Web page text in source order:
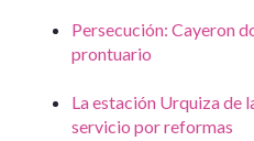
Persecución: Cayeron
prontuario
La estación Urquiza de
servicio por reformas